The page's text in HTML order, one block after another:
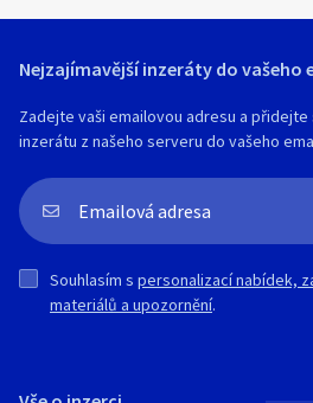
Nejzajímavější inzeráty do vašeho
Zadejte vaši emailovou adresu a
inzerátu z našeho serveru do vašeho
Souhlasím s personalizací nabídek,
materiálů a upozornění.